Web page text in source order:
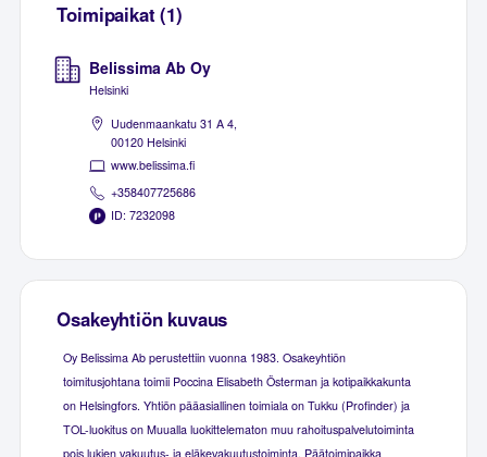
Toimipaikat (1)
Belissima Ab Oy
Helsinki
Uudenmaankatu 31 A 4,
00120 Helsinki
www.belissima.fi
+358407725686
ID: 7232098
Osakeyhtiön kuvaus
Oy Belissima Ab perustettiin vuonna 1983. Osakeyhtiön
toimitusjohtana toimii Poccina Elisabeth Österman ja kotipaikkakunta
on Helsingfors. Yhtiön pääasiallinen toimiala on Tukku (Profinder) ja
TOL-luokitus on Muualla luokittelematon muu rahoituspalvelutoiminta
pois lukien vakuutus- ja eläkevakuutustoiminta. Päätoimipaikka